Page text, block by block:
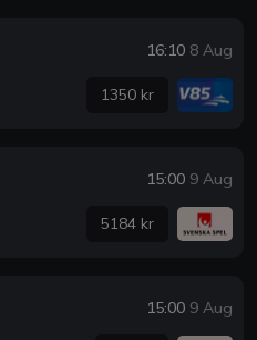
16:10 8 Aug
1350 kr
15:00 9 Aug
5184 kr
15:00 9 Aug